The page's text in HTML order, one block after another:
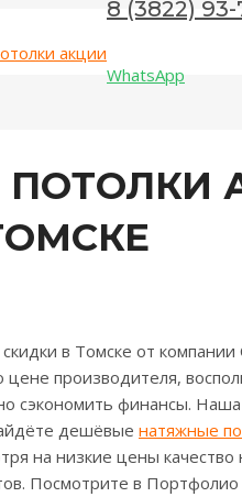
8 (3822) 93-
WhatsApp
в Томске от
производителя,
сэкономить финансы.
дешёвые натяжные
на низкие цены
Посмотрите в Портфолио